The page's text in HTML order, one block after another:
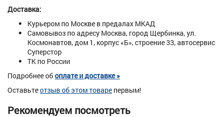
Доставка:
Курьером по Москве в предалах МКАД
Самовывоз по адресу Москва, город Щербинка, ул.
Космонавтов, дом 1, корпус «Б», строение 33, автосервис
Суперстор
ТК по России
Подробнее обоплате и доставке »
Оставьтеотзыв об этом товаре первым!
Рекомендуем посмотреть